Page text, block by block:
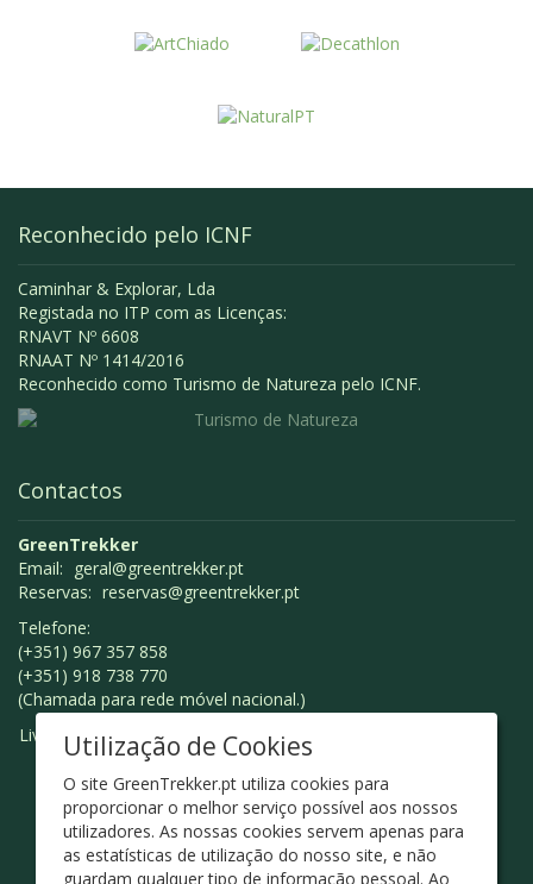
Reconhecido pelo ICNF
Caminhar & Explorar, Lda
Registada no ITP com as Licenças:
RNAVT Nº 6608
RNAAT Nº 1414/2016
Reconhecido como Turismo de Natureza pelo ICNF.
Contactos
GreenTrekker
Email: geral@greentrekker.pt
Reservas: reservas@greentrekker.pt
Telefone:
(+351) 967 357 858
(+351) 918 738 770
(Chamada para rede móvel nacional.)
Livro de Reclamações
Utilização de Cookies
O site GreenTrekker.pt utiliza cookies para
proporcionar o melhor serviço possível aos nossos
utilizadores. As nossas cookies servem apenas para
as estatísticas de utilização do nosso site, e não
guardam qualquer tipo de informação pessoal. Ao